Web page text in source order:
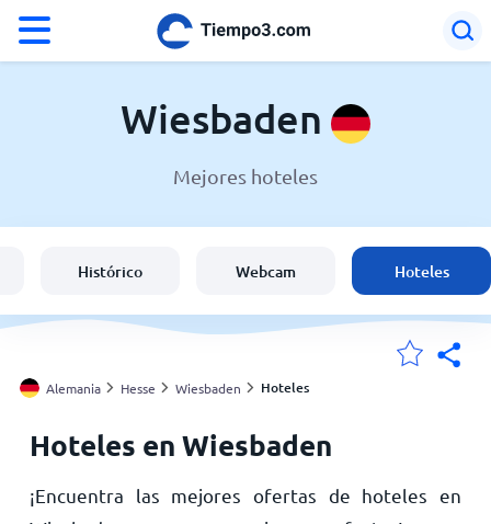
El clima en Wiesbaden
España
Argentina
Mis ubicaciones
Wiesbaden
Mejores hoteles
Histórico Webcam Hoteles
Alemania Hesse Wiesbaden Hoteles
Hoteles en Wiesbaden
¡Encuentra las mejores ofertas de hoteles en